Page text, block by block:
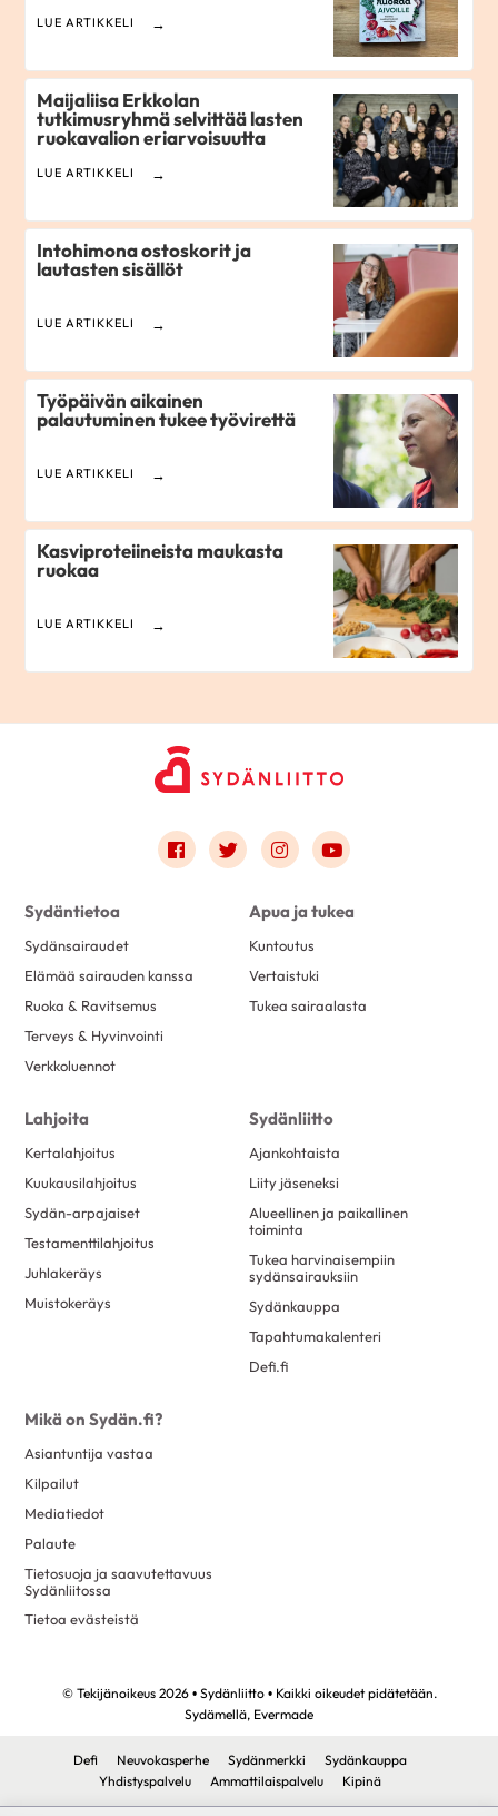
LUE ARTIKKELI
Maijaliisa Erkkolan
tutkimusryhmä selvittää lasten
ruokavalion eriarvoisuutta
LUE ARTIKKELI
Intohimona ostoskorit ja
lautasten sisällöt
LUE ARTIKKELI
Työpäivän aikainen
palautuminen tukee työvirettä
LUE ARTIKKELI
Kasviproteiineista maukasta
ruokaa
LUE ARTIKKELI
Link to facebook
Link to twitter
Link to instagram
Link to youtube
Sydäntietoa
Sydänsairaudet
Elämää sairauden kanssa
Ruoka & Ravitsemus
Terveys & Hyvinvointi
Verkkoluennot
Apua ja tukea
Kuntoutus
Vertaistuki
Tukea sairaalasta
Lahjoita
Kertalahjoitus
Kuukausilahjoitus
Sydän-arpajaiset
Testamenttilahjoitus
Juhlakeräys
Muistokeräys
Sydänliitto
Ajankohtaista
Liity jäseneksi
Alueellinen ja paikallinen
toiminta
Tukea harvinaisempiin
sydänsairauksiin
Sydänkauppa
Tapahtumakalenteri
Defi.fi
Mikä on Sydän.fi?
Asiantuntija vastaa
Kilpailut
Mediatiedot
Palaute
Tietosuoja ja saavutettavuus
Sydänliitossa
Tietoa evästeistä
© Tekijänoikeus 2026 • Sydänliitto • Kaikki oikeudet pidätetään.
Sydämellä, Evermade
Defi Neuvokasperhe Sydänmerkki
Sydänkauppa
Yhdistyspalvelu
Ammattilaispalvelu Kipinä